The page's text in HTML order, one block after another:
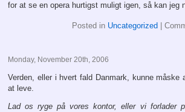
for at se en opera hurtigst muligt igen, så kan
Posted in Uncategorized
Monday, November 20th, 2006
Verden, eller i hvert fald Danmark, kunne måske
at leve.
Lad os ryge på vores kontor, eller vi forlader